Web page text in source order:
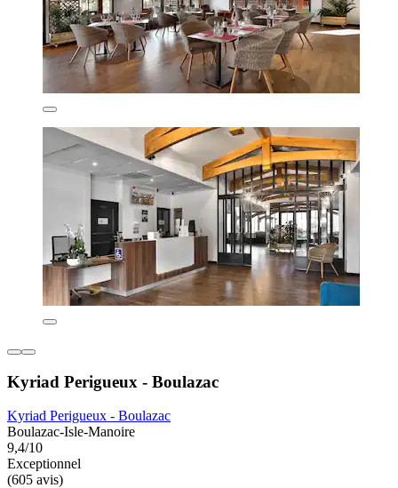
Kyriad Perigueux - Boulazac
Kyriad Perigueux - Boulazac
Boulazac-Isle-Manoire
9,4/10
Exceptionnel
(605 avis)